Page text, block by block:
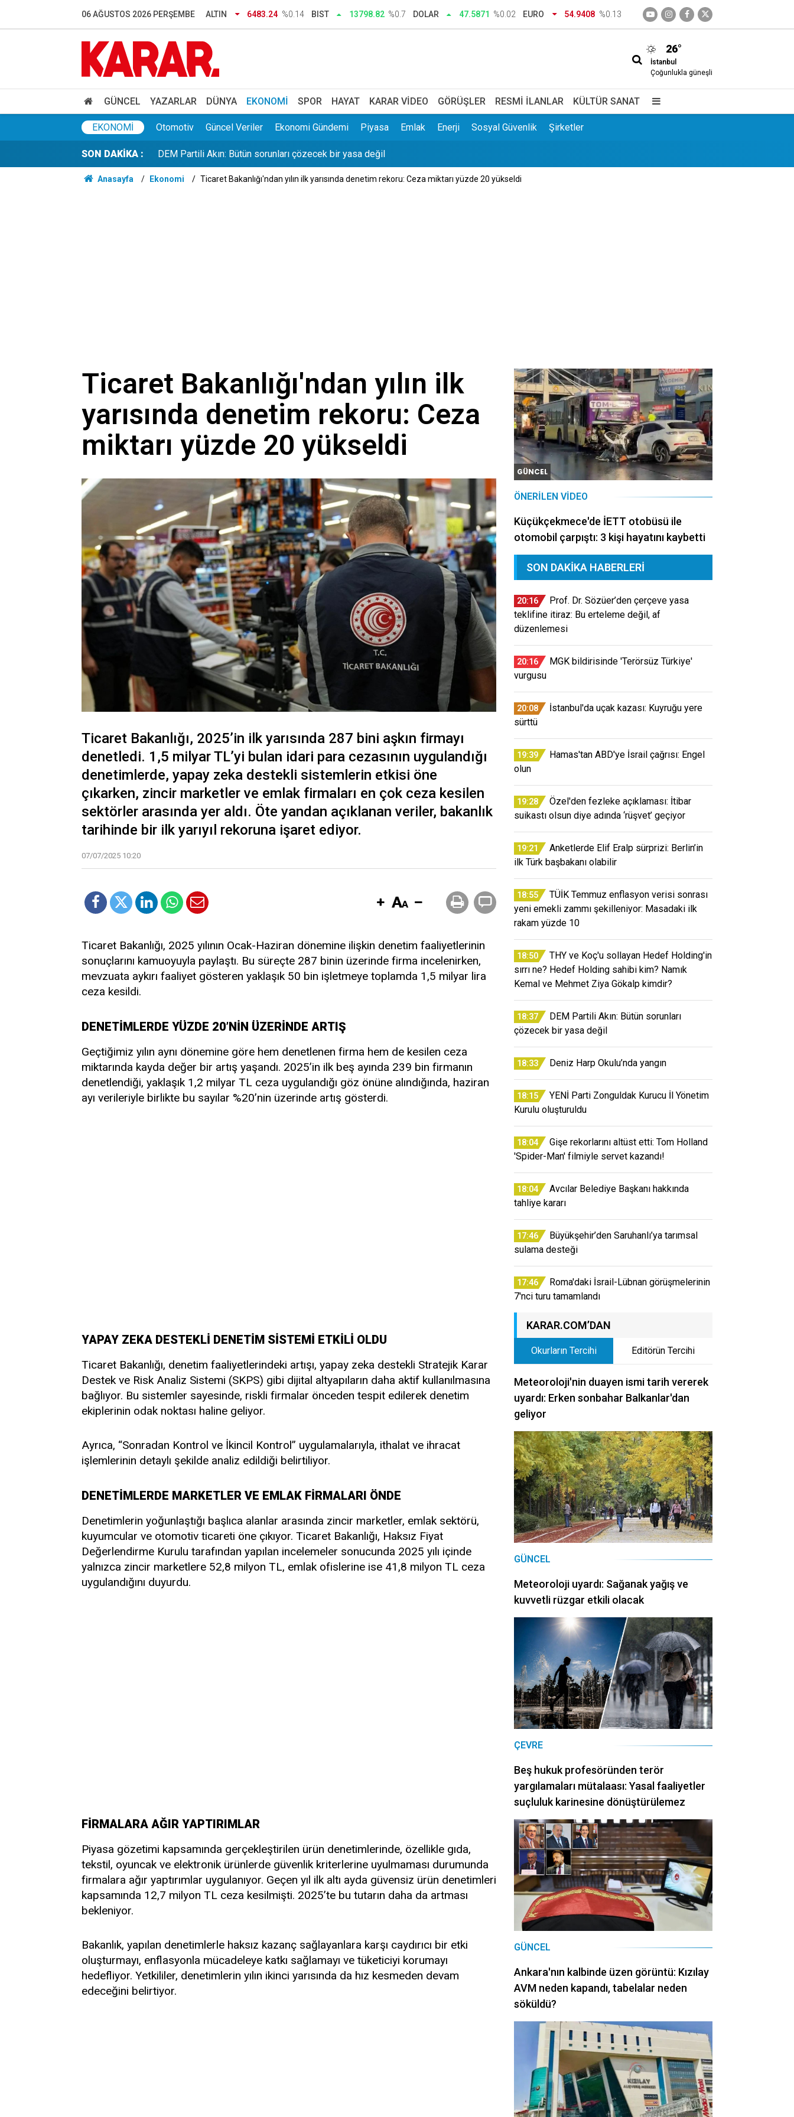
06 AĞUSTOS 2026 PERŞEMBE ALTIN 6483.24 %0.14 BIST 13798.82 %0.7 DOLAR 47.5871 %0.02 EURO 54.9408 %0.13
26°
İstanbul
Çoğunlukla güneşli
GÜNCEL YAZARLAR DÜNYA EKONOMI SPOR HAYAT KARAR VIDEO GÖRÜŞLER RESMI İLANLAR KÜLTÜR SANAT
EKONOMI Otomotiv Güncel Veriler Ekonomi Gündemi Piyasa Emlak Enerji Sosyal Güvenlik Şirketler
SON DAKİKA :
Anketlerde Elif Eralp sürprizi: Berlin’in ilk Türk başbakanı olabilir
THY ve Koç'u sollayan Hedef Holding'in sırrı ne? Hedef Holding sahibi kim? Namık Kemal ve Mehmet Ziya Gökalp kimdir?
DEM Partili Akın: Bütün sorunları çözecek bir yasa değil
Deniz Harp Okulu’nda yangın
YENİ Parti Zonguldak Kurucu İl Yönetim Kurulu oluşturuldu
Anasayfa Ekonomi Ticaret Bakanlığı'ndan yılın ilk yarısında denetim rekoru: Ceza miktarı yüzde 20 yükseldi
Ticaret Bakanlığı'ndan yılın ilk
yarısında denetim rekoru: Ceza
miktarı yüzde 20 yükseldi
Ticaret Bakanlığı, 2025’in ilk yarısında 287 bini aşkın firmayı
denetledi. 1,5 milyar TL’yi bulan idari para cezasının uygulandığı
denetimlerde, yapay zeka destekli sistemlerin etkisi öne
çıkarken, zincir marketler ve emlak firmaları en çok ceza kesilen
sektörler arasında yer aldı. Öte yandan açıklanan veriler, bakanlık
tarihinde bir ilk yarıyıl rekoruna işaret ediyor.
07/07/2025 10:20
Ticaret Bakanlığı, 2025 yılının Ocak-Haziran dönemine ilişkin denetim faaliyetlerinin
sonuçlarını kamuoyuyla paylaştı. Bu süreçte 287 binin üzerinde firma incelenirken,
mevzuata aykırı faaliyet gösteren yaklaşık 50 bin işletmeye toplamda 1,5 milyar lira
ceza kesildi.
DENETİMLERDE YÜZDE 20’NİN ÜZERİNDE ARTIŞ
Geçtiğimiz yılın aynı dönemine göre hem denetlenen firma hem de kesilen ceza
miktarında kayda değer bir artış yaşandı. 2025’in ilk beş ayında 239 bin firmanın
denetlendiği, yaklaşık 1,2 milyar TL ceza uygulandığı göz önüne alındığında, haziran
ayı verileriyle birlikte bu sayılar %20’nin üzerinde artış gösterdi.
YAPAY ZEKA DESTEKLİ DENETİM SİSTEMİ ETKİLİ OLDU
Ticaret Bakanlığı, denetim faaliyetlerindeki artışı, yapay zeka destekli Stratejik Karar
Destek ve Risk Analiz Sistemi (SKPS) gibi dijital altyapıların daha aktif kullanılmasına
bağlıyor. Bu sistemler sayesinde, riskli firmalar önceden tespit edilerek denetim
ekiplerinin odak noktası haline geliyor.
Ayrıca, “Sonradan Kontrol ve İkincil Kontrol” uygulamalarıyla, ithalat ve ihracat
işlemlerinin detaylı şekilde analiz edildiği belirtiliyor.
DENETİMLERDE MARKETLER VE EMLAK FİRMALARI ÖNDE
Denetimlerin yoğunlaştığı başlıca alanlar arasında zincir marketler, emlak sektörü,
kuyumcular ve otomotiv ticareti öne çıkıyor. Ticaret Bakanlığı, Haksız Fiyat
Değerlendirme Kurulu tarafından yapılan incelemeler sonucunda 2025 yılı içinde
yalnızca zincir marketlere 52,8 milyon TL, emlak ofislerine ise 41,8 milyon TL ceza
uygulandığını duyurdu.
FİRMALARA AĞIR YAPTIRIMLAR
Piyasa gözetimi kapsamında gerçekleştirilen ürün denetimlerinde, özellikle gıda,
tekstil, oyuncak ve elektronik ürünlerde güvenlik kriterlerine uyulmaması durumunda
firmalara ağır yaptırımlar uygulanıyor. Geçen yıl ilk altı ayda güvensiz ürün denetimleri
kapsamında 12,7 milyon TL ceza kesilmişti. 2025’te bu tutarın daha da artması
bekleniyor.
Bakanlık, yapılan denetimlerle haksız kazanç sağlayanlara karşı caydırıcı bir etki
oluşturmayı, enflasyonla mücadeleye katkı sağlamayı ve tüketiciyi korumayı
hedefliyor. Yetkililer, denetimlerin yılın ikinci yarısında da hız kesmeden devam
edeceğini belirtiyor.
GÜNCEL
ÖNERILEN VIDEO
Küçükçekmece'de İETT otobüsü ile
otomobil çarpıştı: 3 kişi hayatını kaybetti
SON DAKIKA HABERLERI
20:16
Prof. Dr. Sözüer’den çerçeve yasa
teklifine itiraz: Bu erteleme değil, af
düzenlemesi
20:16
MGK bildirisinde 'Terörsüz Türkiye'
vurgusu
20:08
İstanbul'da uçak kazası: Kuyruğu yere
sürttü
19:39
Hamas'tan ABD'ye İsrail çağrısı: Engel
olun
19:28
Özel'den fezleke açıklaması: İtibar
suikastı olsun diye adında ‘rüşvet’ geçiyor
19:21
Anketlerde Elif Eralp sürprizi: Berlin’in
ilk Türk başbakanı olabilir
18:55
TÜİK Temmuz enflasyon verisi sonrası
yeni emekli zammı şekilleniyor: Masadaki ilk
rakam yüzde 10
18:50
THY ve Koç'u sollayan Hedef Holding'in
sırrı ne? Hedef Holding sahibi kim? Namık
Kemal ve Mehmet Ziya Gökalp kimdir?
18:37
DEM Partili Akın: Bütün sorunları
çözecek bir yasa değil
18:33 Deniz Harp Okulu’nda yangın
18:15
YENİ Parti Zonguldak Kurucu İl Yönetim
Kurulu oluşturuldu
18:04
Gişe rekorlarını altüst etti: Tom Holland
'Spider-Man' filmiyle servet kazandı!
18:04
Avcılar Belediye Başkanı hakkında
tahliye kararı
17:46
Büyükşehir’den Saruhanlı’ya tarımsal
sulama desteği
17:46
Roma'daki İsrail-Lübnan görüşmelerinin
7'nci turu tamamlandı
KARAR.COM’DAN
Okurların Tercihi Editörün Tercihi
Meteoroloji'nin duayen ismi tarih vererek
uyardı: Erken sonbahar Balkanlar'dan
geliyor
GÜNCEL
Meteoroloji uyardı: Sağanak yağış ve
kuvvetli rüzgar etkili olacak
ÇEVRE
Beş hukuk profesöründen terör
yargılamaları mütalaası: Yasal faaliyetler
suçluluk karinesine dönüştürülemez
GÜNCEL
Ankara'nın kalbinde üzen görüntü: Kızılay
AVM neden kapandı, tabelalar neden
söküldü?